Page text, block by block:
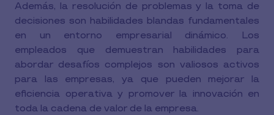
Además, la resolución de problemas y la toma de
decisiones son habilidades blandas fundamentales
en un entorno empresarial dinámico. Los
empleados que demuestran habilidades para
abordar desafíos complejos son valiosos activos
para las empresas, ya que pueden mejorar la
eficiencia operativa y promover la innovación en
toda la cadena de valor de la empresa.